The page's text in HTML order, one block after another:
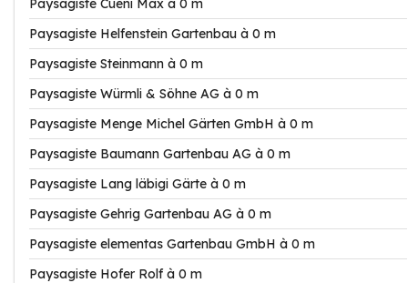
Paysagiste Cueni Max à 0 m
Paysagiste Helfenstein Gartenbau à 0 m
Paysagiste Steinmann à 0 m
Paysagiste Würmli & Söhne AG à 0 m
Paysagiste Menge Michel Gärten GmbH à 0 m
Paysagiste Baumann Gartenbau AG à 0 m
Paysagiste Lang läbigi Gärte à 0 m
Paysagiste Gehrig Gartenbau AG à 0 m
Paysagiste elementas Gartenbau GmbH à 0 m
Paysagiste Hofer Rolf à 0 m